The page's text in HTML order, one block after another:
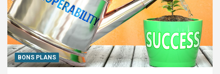
BONS PLANS